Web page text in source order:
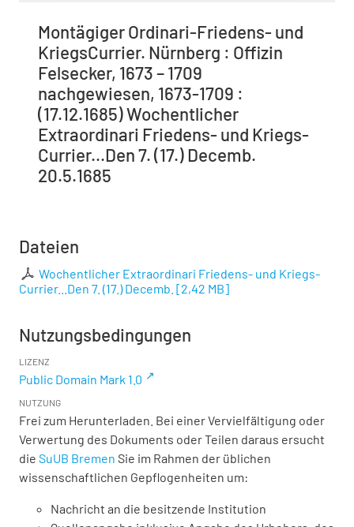
Montägiger Ordinari-Friedens- und
KriegsCurrier. Nürnberg : Offizin
Felsecker, 1673 – 1709
nachgewiesen, 1673-1709 :
(17.12.1685) Wochentlicher
Extraordinari Friedens- und Kriegs-
Currier...Den 7. (17.) Decemb.
20.5.1685
Dateien
Wochentlicher Extraordinari Friedens- und Kriegs-
Currier...Den 7. (17.) Decemb. [2,42 MB]
Nutzungsbedingungen
LIZENZ
Public Domain Mark 1.0
NUTZUNG
Frei zum Herunterladen. Bei einer Vervielfältigung oder
Verwertung des Dokuments oder Teilen daraus ersucht
die SuUB Bremen Sie im Rahmen der üblichen
wissenschaftlichen Gepflogenheiten um:
Nachricht an die besitzende Institution